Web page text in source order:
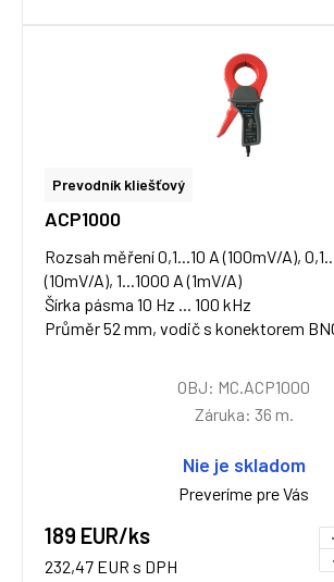
Prevodník kliešťový
ACP1000
Rozsah měření 0,1...10 A (100mV/A),
(10mV/A), 1...1000 A (1mV/A)
Šírka pásma 10 Hz ... 100 kHz
Průměr 52 mm, vodič s konektorem
OBJ: MC.ACP1000
Záruka: 36 m.
Nie je skladom
Preveríme pre Vás
189 EUR/ks
232,47 EUR s DPH